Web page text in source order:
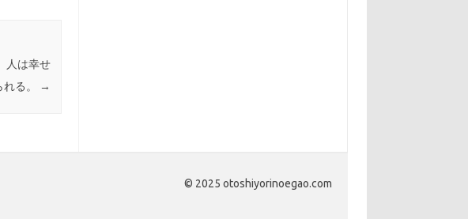
人は幸せ
る。
→
© 2025 otoshiyorinoegao.com